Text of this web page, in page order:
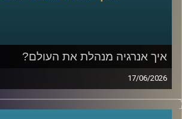
איך אנרגיה מנהלת את העולם?
17/06/2026
בשנים האחרונות אנחנו שומעים בלי סוף
מחירי נפט, גז טבעי, מצרי הורמוז ומאבקי